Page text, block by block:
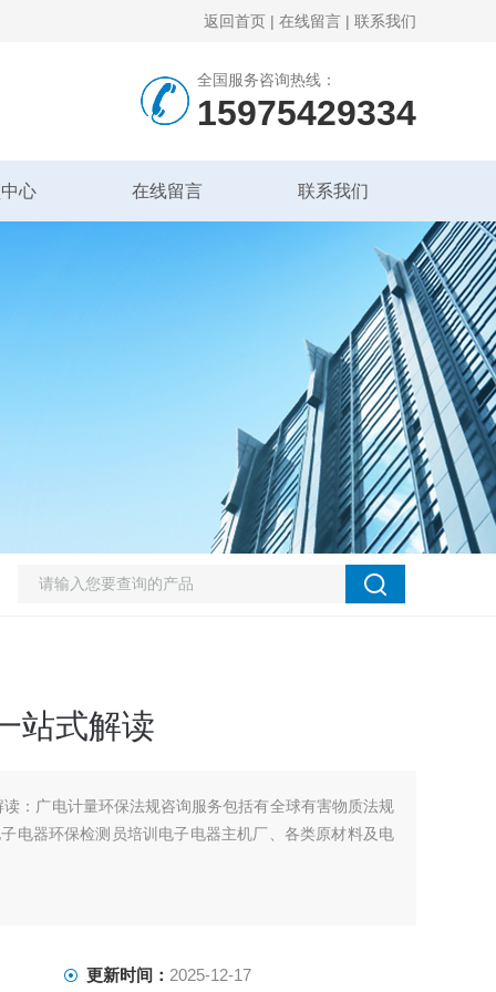
返回首页 | 在线留言 | 联系我们
全国服务咨询热线：
15975429334
心 在线留言 联系我们
站式解读
：广电计量环保法规咨询服务包括有全球有害物质法规
电器环保检测员培训电子电器主机厂、各类原材料及电
更新时间： 2025-12-17